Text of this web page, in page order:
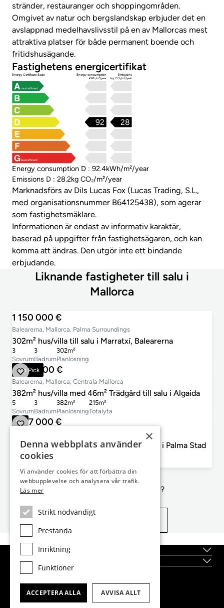
stränder, restauranger och shoppingområden.
Omgivet av natur och bergslandskap erbjuder det en
avslappnad medelhavslivsstil på en av Mallorcas mest
attraktiva platser för både permanent boende och
fritidshusägande.
Fastighetens energicertifikat
Energy Certificate Scale
Energy consumption
kWh/m²/year
Emissions
kg CO₂/m²/year
most efficient
least efficient
28
92
Energy consumption D : 92.4kWh/m²/year
Emissions D : 28.2kg CO₂/m²/year
Marknadsförs av Dils Lucas Fox (Lucas Trading, S.L.,
med organisationsnummer B64125438), som agerar
som fastighetsmäklare.
Informationen är endast av informativ karaktär,
baserad på uppgifter från fastighetsägaren, och kan
komma att ändras. Den utgör inte ett bindande
erbjudande.
Liknande fastigheter till salu i
Mallorca
1 150 000 €
Balearerna, Mallorca, Palma Surroundings
302m² hus/villa till salu i Marratxí, Balearerna
Sovrum
3
Badrum
3
Planlösning
302m²
Top Pick
1 250 000 €
Balearerna, Mallorca, Centrala Mallorca
382m² hus/villa med 46m² Trädgård till salu i Algaida
Sovrum
5
Badrum
3
Planlösning
382m²
Totalyta
215m²
Ny
1 267 000 €
146m² hus/villa med 44m² terrass till salu i Palma Stad
3
Inte exakt vad du letar efter?
Topplägen
Nybyggda fastigheter
×
Denna webbplats använder
cookies
Vi använder cookies för att förbättra din
webbupplevelse och analysera vår trafik.
Läs mer
Strikt nödvändigt
Prestanda
Inriktning
Funktioner
ACCEPTERA ALLA AVVISA ALLT